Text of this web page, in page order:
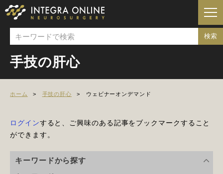
手技の肝心
ホーム 手技の肝心 ウェビナーオンデマンド
ログインすると、ご興味のある記事をブックマークすること
ができます。
キーワードから探す